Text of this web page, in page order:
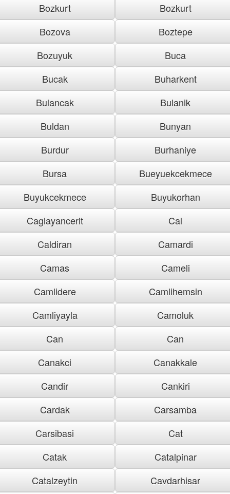
Bozkurt
Bozkurt
Bozova
Boztepe
Bozuyuk
Buca
Bucak
Buharkent
Bulancak
Bulanik
Buldan
Bunyan
Burdur
Burhaniye
Bursa
Bueyuekcekmece
Buyukcekmece
Buyukorhan
Caglayancerit
Cal
Caldiran
Camardi
Camas
Cameli
Camlidere
Camlihemsin
Camliyayla
Camoluk
Can
Can
Canakci
Canakkale
Candir
Cankiri
Cardak
Carsamba
Carsibasi
Cat
Catak
Catalpinar
Catalzeytin
Cavdarhisar